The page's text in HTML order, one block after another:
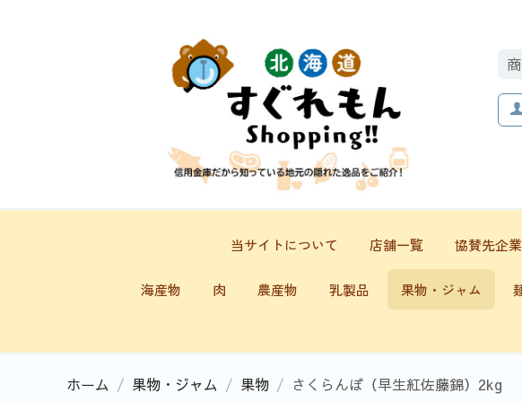
当サイトについて 店舗一覧 協賛先企
海産物 肉 農産物 乳製品 果物・ジャム
ホーム / 果物・ジャム / 果物 / さくらんぼ（早生紅佐藤錦）2kg